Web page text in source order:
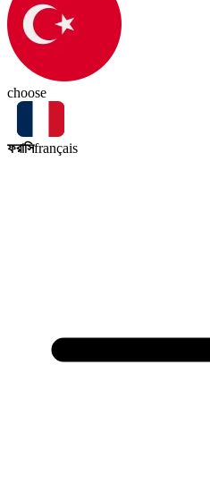
choose
ফরাসিfrançais